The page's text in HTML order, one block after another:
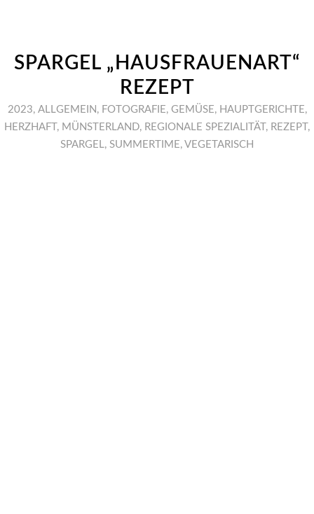
SPARGEL „HAUSFRAUENART“
REZEPT
2023, ALLGEMEIN , FOTOGRAFIE, GEMÜSE, HAUPTGERICHTE,
HERZHAFT , MÜNSTERLAND, REGIONALE SPEZIALITÄT , REZEPT ,
SPARGEL, SUMMERTIME, VEGETARISCH